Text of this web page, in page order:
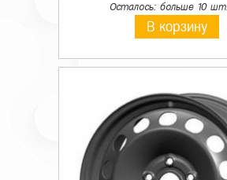
Осталось: больше 10 шт.
В корзину